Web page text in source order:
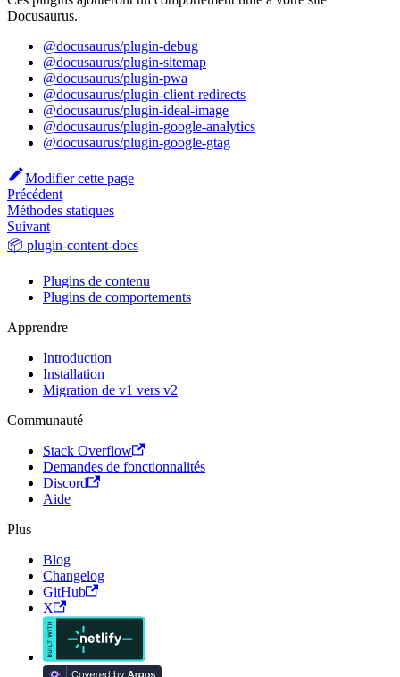
Docusaurus.
@docusaurus/plugin-debug
@docusaurus/plugin-sitemap
@docusaurus/plugin-pwa
@docusaurus/plugin-client-redirects
@docusaurus/plugin-ideal-image
@docusaurus/plugin-google-analytics
@docusaurus/plugin-google-gtag
Modifier cette page
Précédent
Méthodes statiques
Suivant
📦 plugin-content-docs
Plugins de contenu
Plugins de comportements
Apprendre
Introduction
Installation
Migration de v1 vers v2
Communauté
Stack Overflow
Demandes de fonctionnalités
Discord
Aide
Plus
Blog
Changelog
GitHub
X